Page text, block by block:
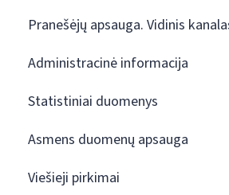
Pranešėjų apsauga. Vidinis
Administracinė informacija
Statistiniai duomenys
Asmens duomenų apsauga
Viešieji pirkimai